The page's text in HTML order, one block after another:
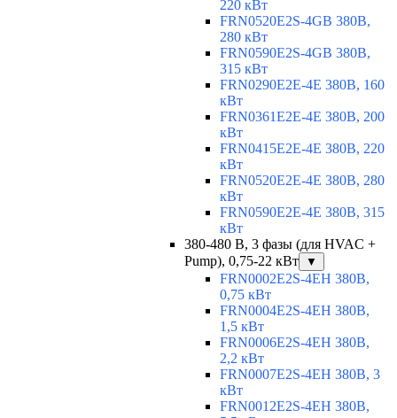
220 кВт
FRN0520E2S-4GB 380В,
280 кВт
FRN0590E2S-4GB 380В,
315 кВт
FRN0290E2E-4E 380В, 160
кВт
FRN0361E2E-4E 380В, 200
кВт
FRN0415E2E-4E 380В, 220
кВт
FRN0520E2E-4E 380В, 280
кВт
FRN0590E2E-4E 380В, 315
кВт
380-480 В, 3 фазы (для HVAC +
Pump), 0,75-22 кВт
▼
FRN0002E2S-4EH 380В,
0,75 кВт
FRN0004E2S-4EH 380В,
1,5 кВт
FRN0006E2S-4EH 380В,
2,2 кВт
FRN0007E2S-4EH 380В, 3
кВт
FRN0012E2S-4EH 380В,